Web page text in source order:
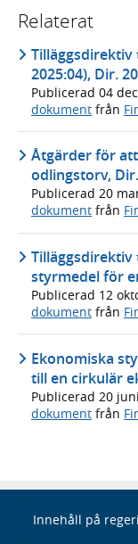
Relaterat
2025:04), Dir.
Publicerad 04
dokument från
Åtgärder för
odlingstorv,
Publicerad 20
dokument från
styrmedel för
Publicerad 12
dokument från
Ekonomiska
till en cirkulär
Publicerad 20
dokument från
Innehåll på